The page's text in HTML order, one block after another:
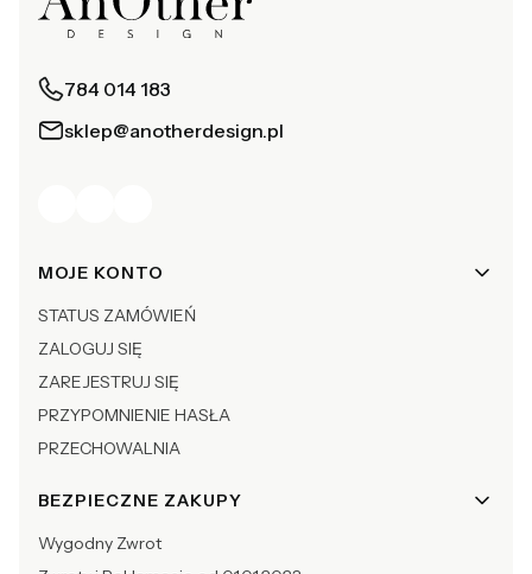
784 014 183
sklep@anotherdesign.pl
Linki w stopce
MOJE KONTO
STATUS ZAMÓWIEŃ
ZALOGUJ SIĘ
ZAREJESTRUJ SIĘ
PRZYPOMNIENIE HASŁA
PRZECHOWALNIA
BEZPIECZNE ZAKUPY
Wygodny Zwrot